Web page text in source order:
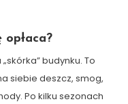
budynku. To
siebie deszcz, smog,
Po kilku sezonach